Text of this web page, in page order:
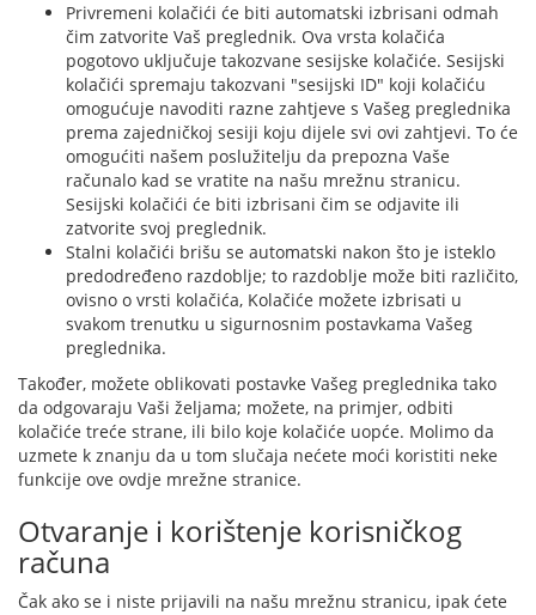
Privremeni kolačići će biti automatski izbrisani odmah
čim zatvorite Vaš preglednik. Ova vrsta kolačića
pogotovo uključuje takozvane sesijske kolačiće. Sesijski
kolačići spremaju takozvani "sesijski ID" koji kolačiću
omogućuje navoditi razne zahtjeve s Vašeg preglednika
prema zajedničkoj sesiji koju dijele svi ovi zahtjevi. To će
omogućiti našem poslužitelju da prepozna Vaše
računalo kad se vratite na našu mrežnu stranicu.
Sesijski kolačići će biti izbrisani čim se odjavite ili
zatvorite svoj preglednik.
Stalni kolačići brišu se automatski nakon što je isteklo
predodređeno razdoblje; to razdoblje može biti različito,
ovisno o vrsti kolačića, Kolačiće možete izbrisati u
svakom trenutku u sigurnosnim postavkama Vašeg
preglednika.
Također, možete oblikovati postavke Vašeg preglednika tako
da odgovaraju Vaši željama; možete, na primjer, odbiti
kolačiće treće strane, ili bilo koje kolačiće uopće. Molimo da
uzmete k znanju da u tom slučaja nećete moći koristiti neke
funkcije ove ovdje mrežne stranice.
Otvaranje i korištenje korisničkog
računa
Čak ako se i niste prijavili na našu mrežnu stranicu, ipak ćete